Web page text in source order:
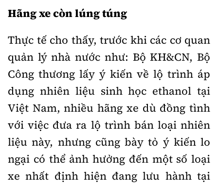
Hãng xe còn lúng túng
Thực tế cho thấy, trước khi các cơ quan
quản lý nhà nước như: Bộ KH&CN, Bộ
Công thương lấy ý kiến về lộ trình áp
dụng nhiên liệu sinh học ethanol tại
Việt Nam, nhiều hãng xe dù đồng tình
với việc đưa ra lộ trình bán loại nhiên
liệu này, nhưng cũng bày tỏ ý kiến lo
ngại có thể ảnh hưởng đến một số loại
xe nhất định hiện đang lưu hành tại